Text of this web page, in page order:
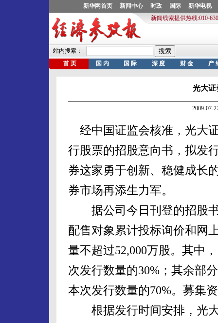
光大证
2009-07-
经中国证监会核准，光大
行股票的招股意向书，拟发
券这家勇于创新、稳健成长
券市场再添生力军。
据公司今日刊登的招股书
配售对象累计投标询价和网
量不超过52,000万股。其中
次发行数量的30%；其余部
本次发行数量的70%。募集
根据发行时间安排，光大